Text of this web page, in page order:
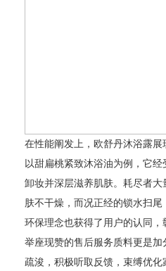
在性能阐发上，欧舒丹沐浴露展
以甜扁桃紧致沐浴油为例，它
卸妆并深层滋养肌肤。耗尽者
肤不干燥，而况正经的锁水扫
环保理念也获得了用户的认同，
举座现赞的售后服务质料更是
疏浚，积极听取反馈，束缚优